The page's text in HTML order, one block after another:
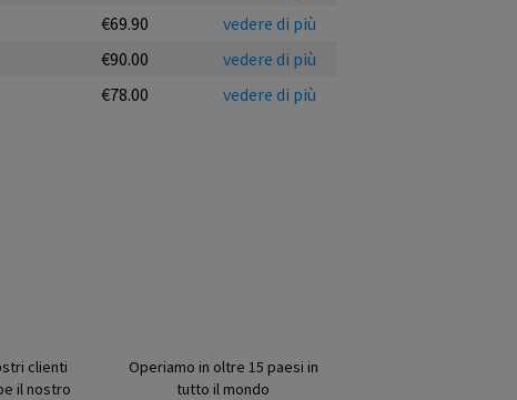
€69.90
vedere di più
€90.00
vedere di più
€78.00 vedere di più
clienti
il nostro
Operiamo in oltre 15 paesi in
tutto il mondo